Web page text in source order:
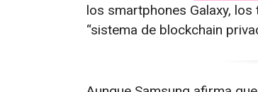
los smartphones Galaxy,
“sistema de blockchain